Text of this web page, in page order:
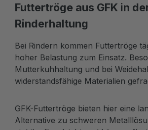
Futtertröge aus GFK in
Rinderhaltung
Bei Rindern kommen Futtertröge
hoher Belastung zum Einsatz.
Mutterkuhhaltung und bei
widerstandsfähige Materialien
GFK-Futtertröge bieten hier eine
Alternative zu schweren